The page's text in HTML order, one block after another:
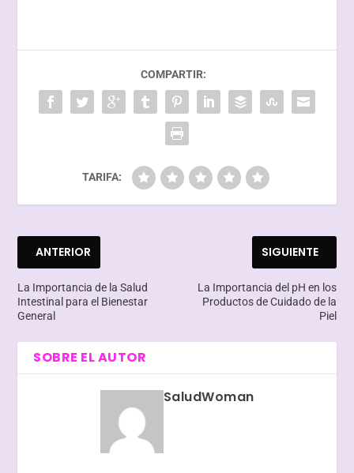
COMPARTIR:
TARIFA:
ANTERIOR
La Importancia de la Salud
Intestinal para el Bienestar
General
SIGUIENTE
La Importancia del pH en los
Productos de Cuidado de la
Piel
SOBRE EL AUTOR
SaludWoman